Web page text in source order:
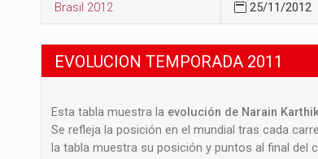
Brasil 2012 25/11/2012
EVOLUCION TEMPORADA 2011
Esta tabla muestra la evolución de Narain
Se refleja la posición en el mundial tras cada
la tabla muestra su posición y puntos al final del